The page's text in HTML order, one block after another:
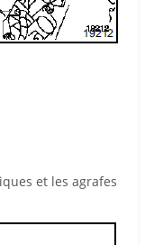
et les agrafes